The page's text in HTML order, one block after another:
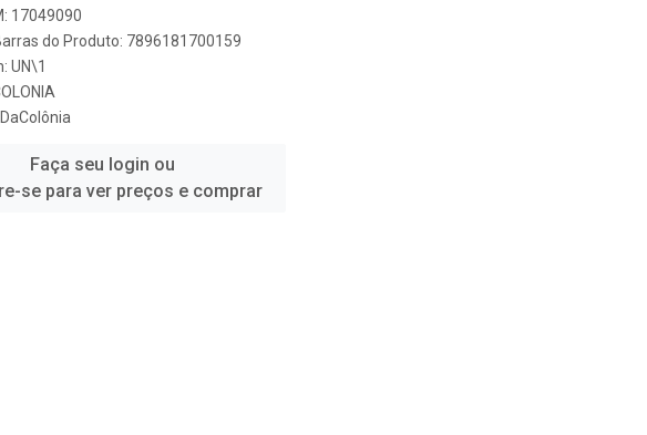
17049090
do Produto: 7896181700159
UN\1
DaColônia
Faça seu login ou
se para ver preços e comprar